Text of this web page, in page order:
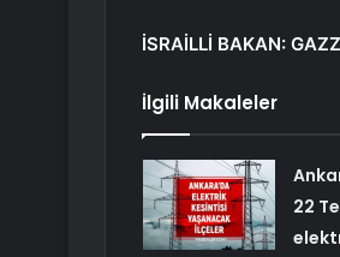
İSRAİLLİ BAKAN:
İlgili Makaleler
22